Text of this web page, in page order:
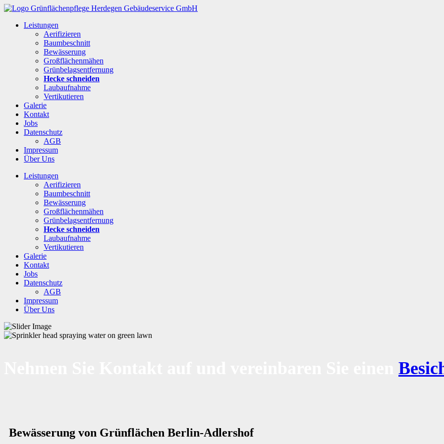
Leistungen
Aerifizieren
Baumbeschnitt
Bewässerung
Großflächenmähen
Grünbelagsentfernung
Hecke schneiden
Laubaufnahme
Vertikutieren
Galerie
Kontakt
Jobs
Datenschutz
AGB
Impressum
Über Uns
Leistungen
Aerifizieren
Baumbeschnitt
Bewässerung
Großflächenmähen
Grünbelagsentfernung
Hecke schneiden
Laubaufnahme
Vertikutieren
Galerie
Kontakt
Jobs
Datenschutz
AGB
Impressum
Über Uns
Bewässerung von Grünflächen Berlin-Adlershof